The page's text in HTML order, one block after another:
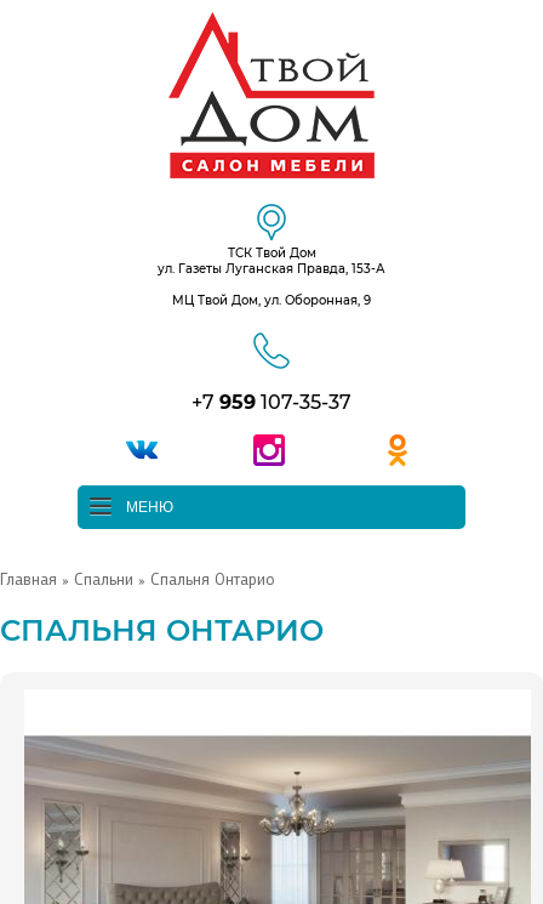
ТСК Твой Дом
ул. Газеты Луганская Правда, 153-А
МЦ Твой Дом, ул. Оборонная, 9
+7 959 107-35-37
МЕНЮ
Главная » Спальни » Спальня Онтарио
СПАЛЬНЯ ОНТАРИО